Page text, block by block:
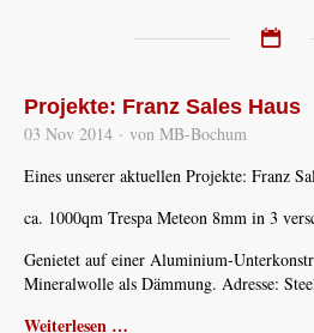
Projekte: Franz Sales Haus
03 Nov 2014 · von MB-Bochum
Eines unserer aktuellen Projekte: Franz
ca. 1000qm Trespa Meteon 8mm in 3
Genietet auf einer Aluminium-
Mineralwolle als Dämmung. Adresse:
Weiterlesen …